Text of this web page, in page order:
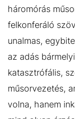
háromórás
felkonferáló
unalmas,
az adás
katasztrófális,
műsorvezetés,
volna, hanem